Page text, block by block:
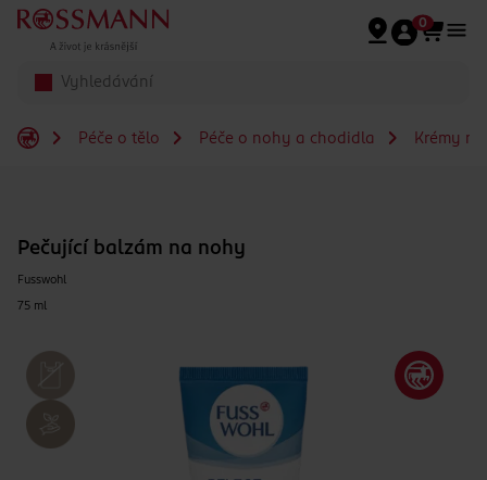
Přeskočit na hlavmní obsah
0
Péče o tělo Péče o nohy a chodidla Krémy
Pečující balzám na nohy
Fusswohl
75 ml